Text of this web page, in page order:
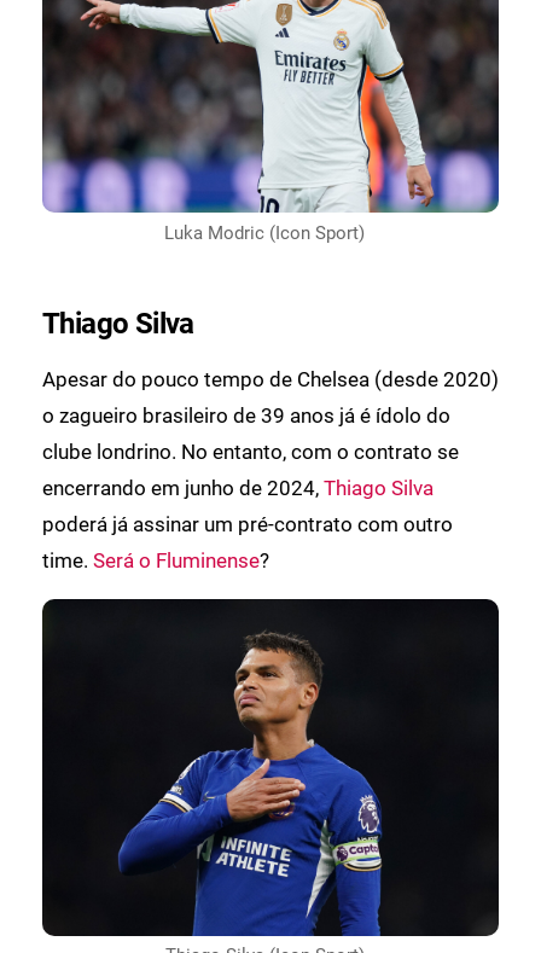
Luka Modric (Icon Sport)
Thiago Silva
Apesar do pouco tempo de Chelsea (desde 2020)
o zagueiro brasileiro de 39 anos já é ídolo do
clube londrino. No entanto, com o contrato se
encerrando em junho de 2024, Thiago Silva
poderá já assinar um pré-contrato com outro
time. Será o Fluminense?